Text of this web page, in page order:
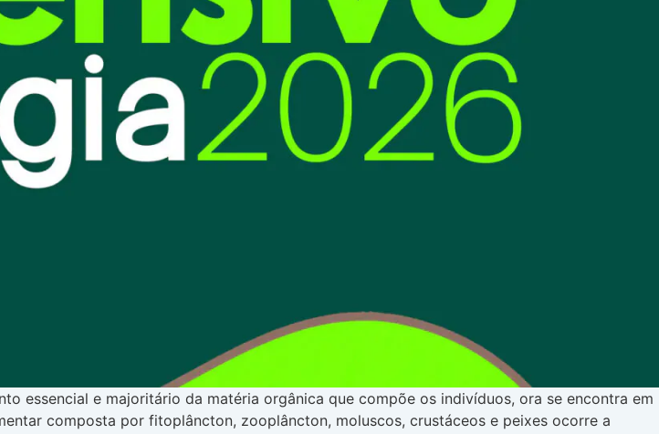
essencial e majoritário da matéria orgânica que compõe os indivíduos, ora se encontra em
composta por fitoplâncton, zooplâncton, moluscos, crustáceos e peixes ocorre a